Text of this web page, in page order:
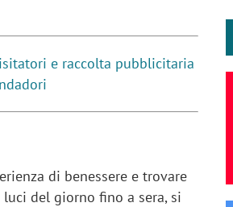
e raccolta pubblicitaria
di benessere e trovare
del giorno fino a sera, si